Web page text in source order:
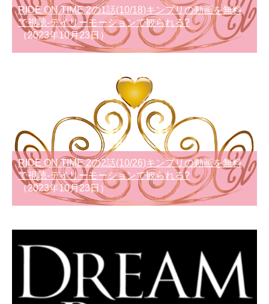
RIDE ON TIME 2の1話(10/18)キンプリの動画を無料
で視聴-デイリーモーションで観られる?
（2023年10月23日）
RIDE ON TIME 2の2話(10/26)キンプリの動画を無料
で視聴-デイリーモーションで観られる?
（2023年10月23日）